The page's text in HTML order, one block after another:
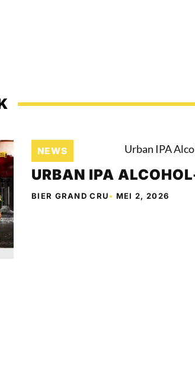
NEWS
URBAN IPA
BIER GRAND CRU• MEI 2, 2026